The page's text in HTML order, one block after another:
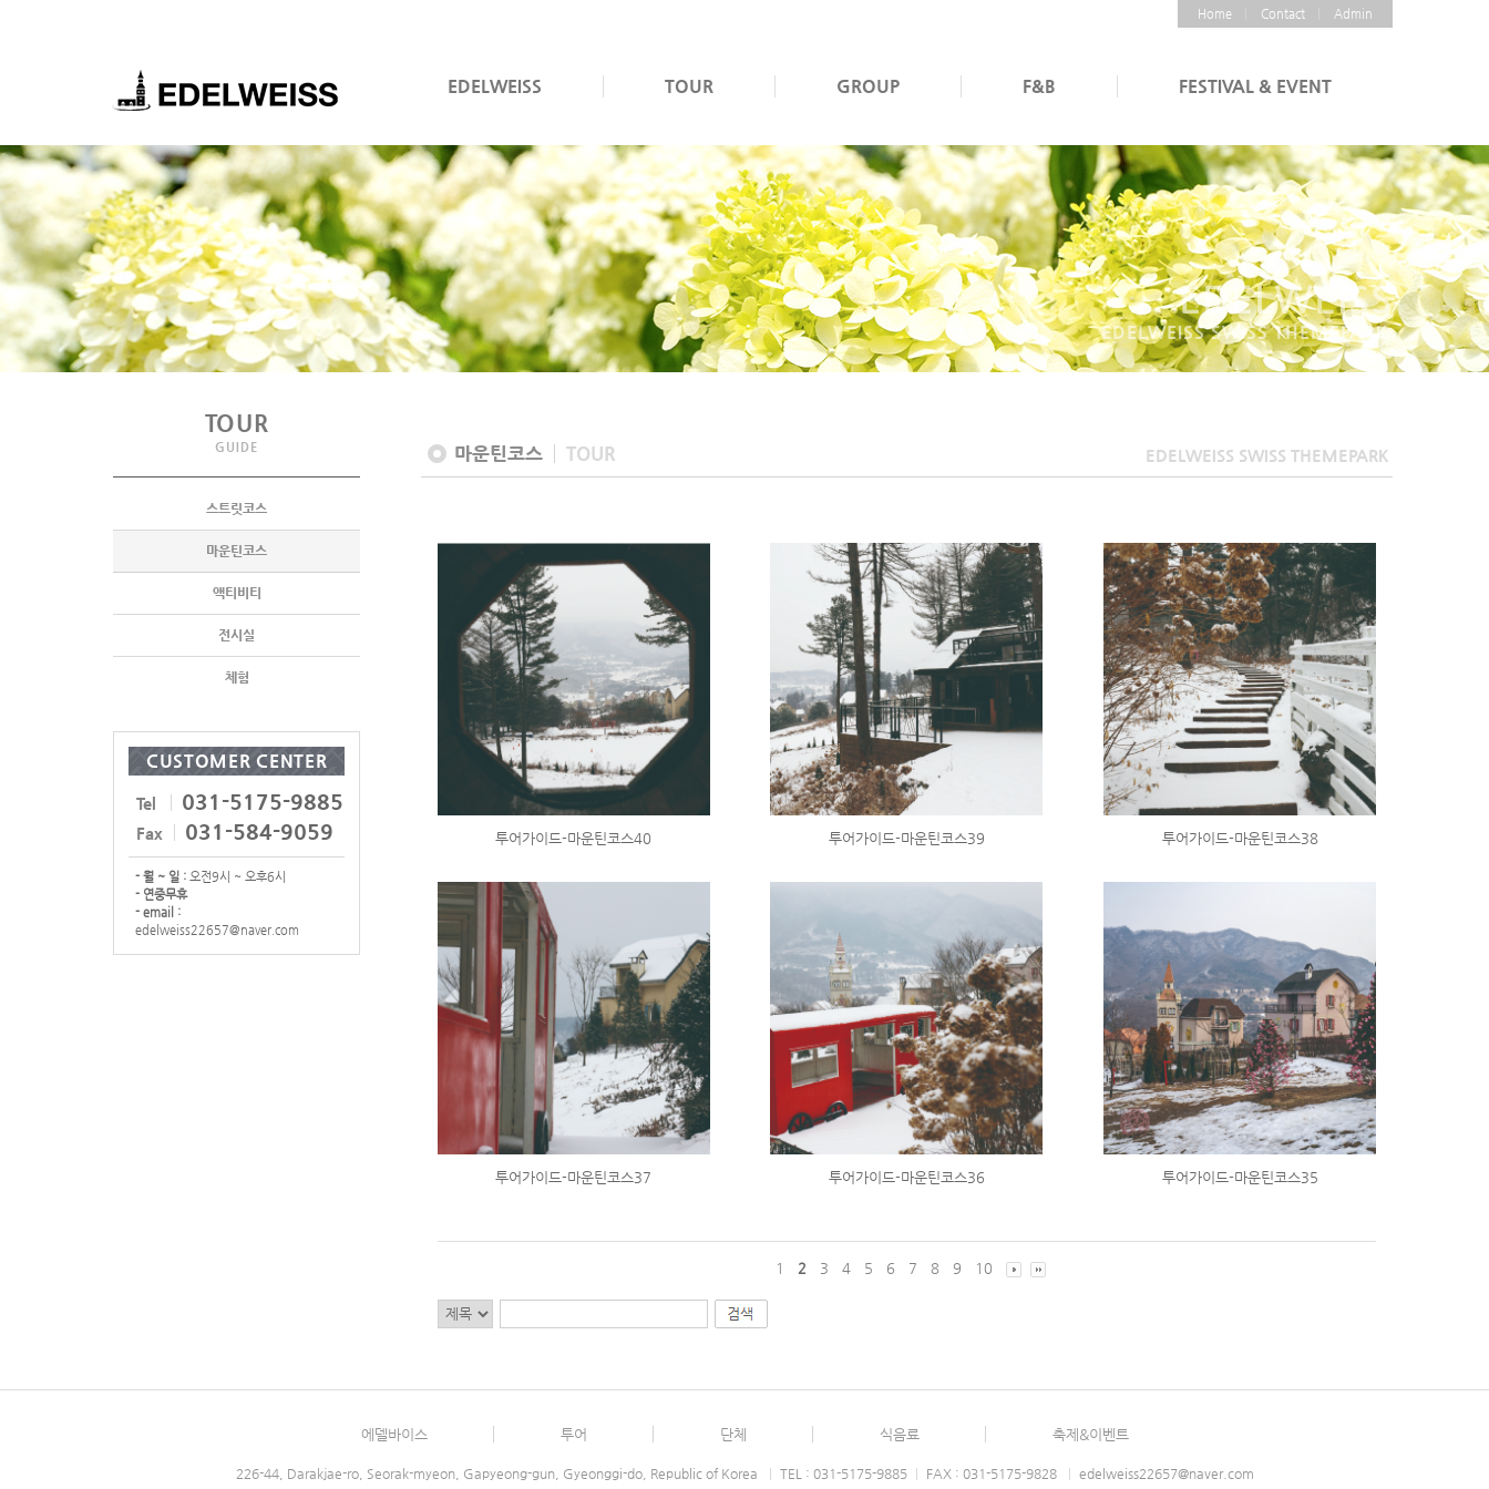
Home Contact Admin
EDELWEISS TOUR GROUP F&B FESTIVAL & EVENT
EDELWEISS
EDELWEISS SWISS THEMEPARK
TOUR
GUIDE
스트릿코스
마운틴코스
액티비티
전시실
체험
CUSTOMER CENTER
Tel 031-5175-9885
Fax 031-584-9059
- 월 ~ 일 : 오전9시 ~ 오후6시
- 연중무휴
- email :
edelweiss22657@naver.com
마운틴코스 TOUR EDELWEISS SWISS THEMEPARK
투어가이드-마운틴코스40 투어가이드-마운틴코스39 투어가이드-마운틴코스38
투어가이드-마운틴코스37 투어가이드-마운틴코스36 투어가이드-마운틴코스35
1 2 3 4 5 6 7 8 9 10
에델바이스 투어 단체 식음료 축제&이벤트
226-44, Darakjae-ro, Seorak-myeon, Gapyeong-gun, Gyeonggi-do, Republic of Korea TEL : 031-5175-9885 FAX : 031-5175-9828 edelweiss22657@naver.com